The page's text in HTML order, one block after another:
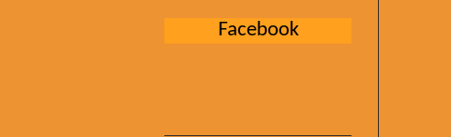
Facebook